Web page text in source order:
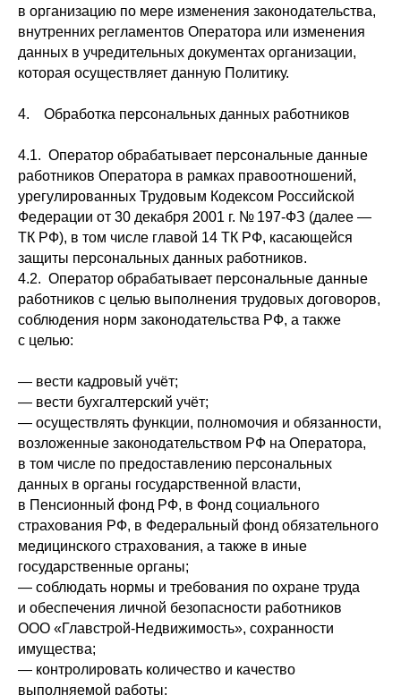
в организацию по мере изменения законодательства,
внутренних регламентов Оператора или изменения
данных в учредительных документах организации,
которая осуществляет данную Политику.
4. Обработка персональных данных работников
4.1. Оператор обрабатывает персональные данные
работников Оператора в рамках правоотношений,
урегулированных Трудовым Кодексом Российской
Федерации от 30 декабря 2001 г. № 197-ФЗ (далее —
ТК РФ), в том числе главой 14 ТК РФ, касающейся
защиты персональных данных работников.
4.2. Оператор обрабатывает персональные данные
работников с целью выполнения трудовых договоров,
соблюдения норм законодательства РФ, а также
с целью:
— вести кадровый учёт;
— вести бухгалтерский учёт;
— осуществлять функции, полномочия и обязанности,
возложенные законодательством РФ на Оператора,
в том числе по предоставлению персональных
данных в органы государственной власти,
в Пенсионный фонд РФ, в Фонд социального
страхования РФ, в Федеральный фонд обязательного
медицинского страхования, а также в иные
государственные органы;
— соблюдать нормы и требования по охране труда
и обеспечения личной безопасности работников
ООО «Главстрой-Недвижимость», сохранности
имущества;
— контролировать количество и качество
выполняемой работы;